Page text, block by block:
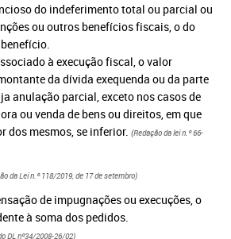
do indeferimento total ou parcial ou
ou outros benefícios fiscais, o do
à execução fiscal, o valor
da dívida exequenda ou da parte
anulação parcial, exceto nos casos de
ou venda de bens ou direitos, em que
dos mesmos, se inferior. (Redação da lei n.º 66-
da Lei n.º 118/2019, de 17 de setembro)
de impugnações ou execuções, o
à soma dos pedidos.
DL nº34/2008-26/02)